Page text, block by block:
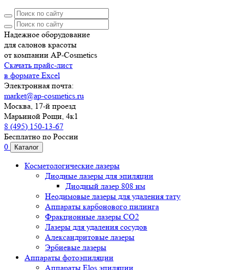
Надежное оборудование
для салонов красоты
от компании AP-Cosmetics
Скачать прайс-лист
в формате Excel
Электронная почта:
market@ap-cosmetics.ru
Москва, 17-й проезд
Марьиной Рощи, 4к1
8 (495) 150-13-67
Бесплатно по России
0
Каталог
Косметологические лазеры
Диодные лазеры для эпиляции
Диодный лазер 808 нм
Неодимовые лазеры для удаления тату
Аппараты карбонового пилинга
Фракционные лазеры CO2
Лазеры для удаления сосудов
Александритовые лазеры
Эрбиевые лазеры
Аппараты фотоэпиляции
Аппараты Elos эпиляции